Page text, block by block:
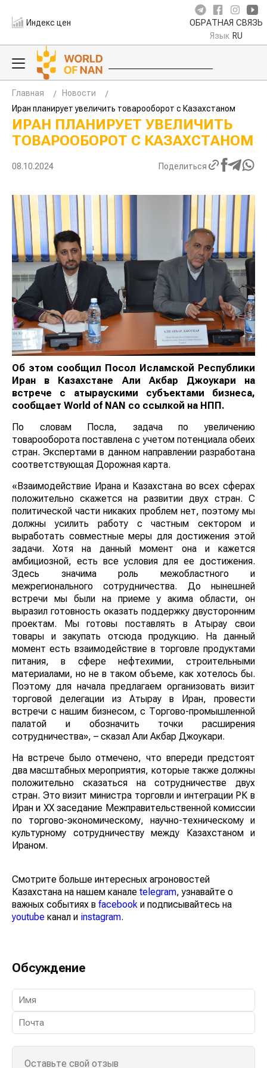
Индекс цен ОБРАТНАЯ СВЯЗЬ
Язык RU
Главная
Новости
Иран планирует увеличить товарооборот с Казахстаном
ИРАН ПЛАНИРУЕТ УВЕЛИЧИТЬ
ТОВАРООБОРОТ С КАЗАХСТАНОМ
08.10.2024 Поделиться
Об этом сообщил Посол Исламской Республики
Иран в Казахстане Али Акбар Джоукари на
встрече с атыраускими субъектами бизнеса,
сообщает World of NAN со ссылкой на НПП.
По словам Посла, задача по увеличению
товарооборота поставлена с учетом потенциала обеих
стран. Экспертами в данном направлении разработана
соответствующая Дорожная карта.
«Взаимодействие Ирана и Казахстана во всех сферах
положительно скажется на развитии двух стран. С
политической части никаких проблем нет, поэтому мы
должны усилить работу с частным сектором и
выработать совместные меры для достижения этой
задачи. Хотя на данный момент она и кажется
амбициозной, есть все условия для ее достижения.
Здесь значима роль межобластного и
межрегионального сотрудничества. До нынешней
встречи мы были на приеме у акима области, он
выразил готовность оказать поддержку двусторонним
проектам. Мы готовы поставлять в Атырау свои
товары и закупать отсюда продукцию. На данный
момент есть взаимодействие в торговле продуктами
питания, в сфере нефтехимии, строительными
материалами, но не в таком объеме, как хотелось бы.
Поэтому для начала предлагаем организовать визит
торговой делегации из Атырау в Иран, провести
встречи с нашим бизнесом, с Торгово-промышленной
палатой и обозначить точки расширения
сотрудничества», – сказал Али Акбар Джоукари.
На встрече было отмечено, что впереди предстоят
два масштабных мероприятия, которые также должны
положительно сказаться на сотрудничестве двух
стран. Это визит министра торговли и интеграции РК в
Иран и XX заседание Межправительственной комиссии
по торгово-экономическому, научно-техническому и
культурному сотрудничеству между Казахстаном и
Ираном.
Смотрите больше интересных агроновостей
Казахстана на нашем канале telegram, узнавайте о
важных событиях в facebook и подписывайтесь на
youtube канал и instagram.
Обсуждение